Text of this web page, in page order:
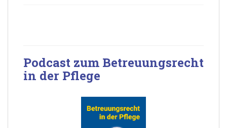
Podcast zum Betreuungsrecht
in der Pflege